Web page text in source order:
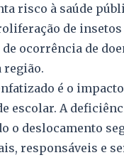
risco à saúde
de insetos
ocorrência de
região.
é o
escolar. A
o deslocamento
responsáveis e